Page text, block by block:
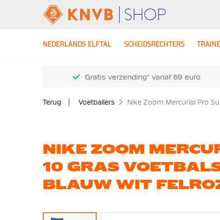
NEDERLANDS ELFTAL SCHEIDSRECHTERS
Gratis verzending* vanaf 69 euro
Terug Voetballers Nike Zoom Mercurial Pro
NIKE ZOOM
10 GRAS
BLAUW WIT
Ga